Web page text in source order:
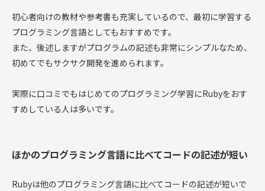
初心者向けの教材や参考書も充実しているので、最初に学習する
プログラミング言語としてもおすすめです。
また、後述しますがプログラムの記述も非常にシンプルなため、
初めてでもサクサク開発を進められます。
実際に口コミでもはじめてのプログラミング学習にRubyをおす
すめしている人は多いです。
ほかのプログラミング言語に比べてコードの記述が短い
Rubyは他のプログラミング言語に比べてコードの記述が短いで